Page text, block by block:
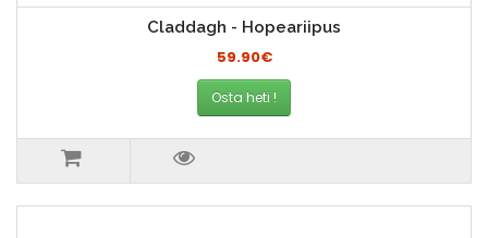
Claddagh - Hopeariipus
59.90€
Osta heti !